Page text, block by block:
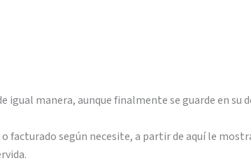
igual manera, aunque finalmente se guarde en su
facturado según necesite, a partir de aquí le